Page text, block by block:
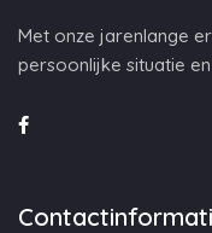
Met onze jarenlange
persoonlijke situatie en